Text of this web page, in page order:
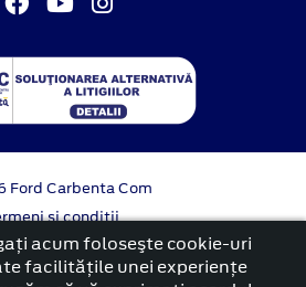
Ford Carbenta Com
si conditii
cookies
acum foloseşte cookie-uri
facilitățile unei experiențe